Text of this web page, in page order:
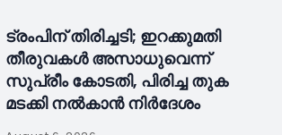
ട്രംപിന് തിരിച്ചടി; ഇറക്കുമതി
തീരുവകൾ അസാധുവെന്ന്
സുപ്രീം കോടതി, പിരിച്ച തുക
മടക്കി നൽകാൻ നിർദേശം